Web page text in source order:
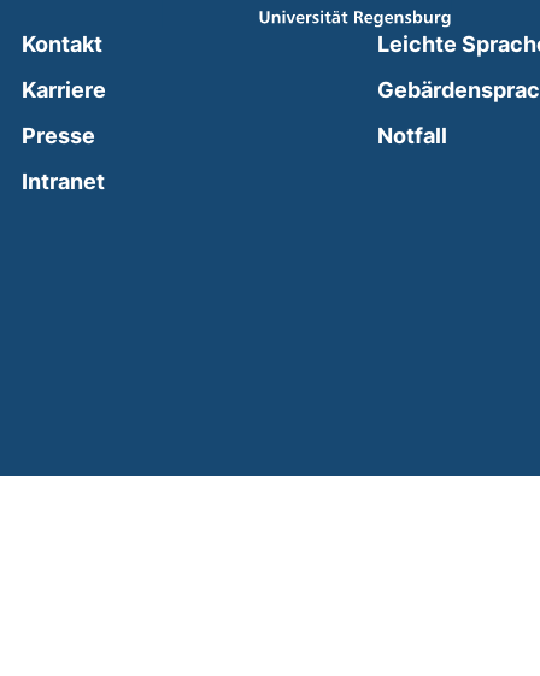
Kontakt
Karriere
Presse
Intranet(external link, opens in a new window)
Leichte
Notfall